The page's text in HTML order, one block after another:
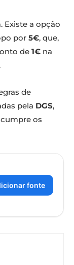
Existe a opção
por 5€, que,
de 1€ na
de
pela DGS,
os
fonte